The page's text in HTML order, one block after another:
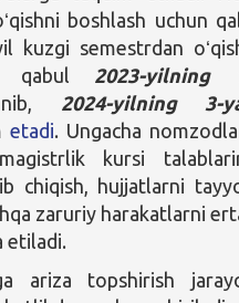
boshlash uchun
kuzgi semestrdan
qabul 2023-yilning
2024-yilning 3-
etadi. Ungacha
kursi
chiqish, hujjatlarni
zaruriy harakatlarni
etiladi.
ariza topshirish